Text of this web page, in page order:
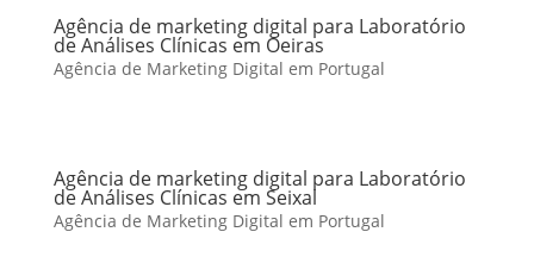
Agência de marketing digital para Laboratório
de Análises Clínicas em Oeiras
Agência de Marketing Digital em Portugal
Agência de marketing digital para Laboratório
de Análises Clínicas em Seixal
Agência de Marketing Digital em Portugal